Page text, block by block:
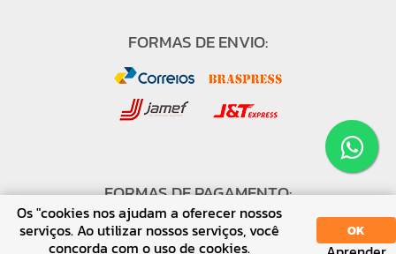
FORMAS DE ENVIO:
FORMAS DE PAGAMENTO:
Os "cookies nos ajudam a oferecer nossos
serviços. Ao utilizar nossos serviços, você
concorda com o uso de cookies.
OK